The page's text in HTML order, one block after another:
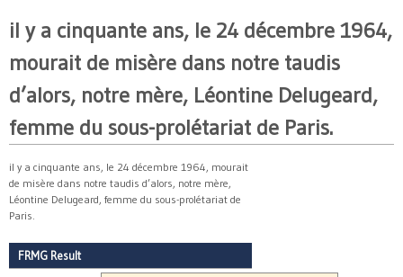
il y a cinquante ans, le 24 décembre 1964,
mourait de misère dans notre taudis
d’alors, notre mère, Léontine Delugeard,
femme du sous-prolétariat de Paris.
il y a cinquante ans, le 24 décembre 1964, mourait
de misère dans notre taudis d’alors, notre mère,
Léontine Delugeard, femme du sous-prolétariat de
Paris.
FRMG Result